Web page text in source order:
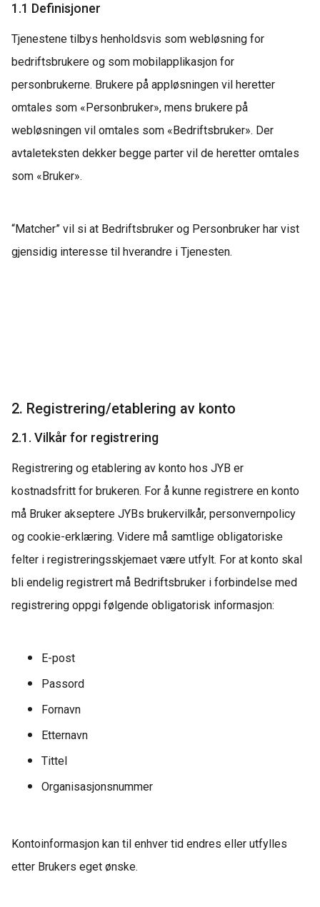
1.1 Definisjoner
Tjenestene tilbys henholdsvis som webløsning for
bedriftsbrukere og som mobilapplikasjon for
personbrukerne. Brukere på appløsningen vil heretter
omtales som «Personbruker», mens brukere på
webløsningen vil omtales som «Bedriftsbruker». Der
avtaleteksten dekker begge parter vil de heretter omtales
som «Bruker».
“Matcher” vil si at Bedriftsbruker og Personbruker har vist
gjensidig interesse til hverandre i Tjenesten.
2. Registrering/etablering av konto
2.1. Vilkår for registrering
Registrering og etablering av konto hos JYB er
kostnadsfritt for brukeren. For å kunne registrere en konto
må Bruker akseptere JYBs brukervilkår, personvernpolicy
og cookie-erklæring. Videre må samtlige obligatoriske
felter i registreringsskjemaet være utfylt. For at konto skal
bli endelig registrert må Bedriftsbruker i forbindelse med
registrering oppgi følgende obligatorisk informasjon:
E-post
Passord
Fornavn
Etternavn
Tittel
Organisasjonsnummer
Kontoinformasjon kan til enhver tid endres eller utfylles
etter Brukers eget ønske.